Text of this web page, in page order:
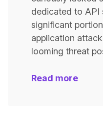
dedicated to API
significant
application
looming threat
Read more